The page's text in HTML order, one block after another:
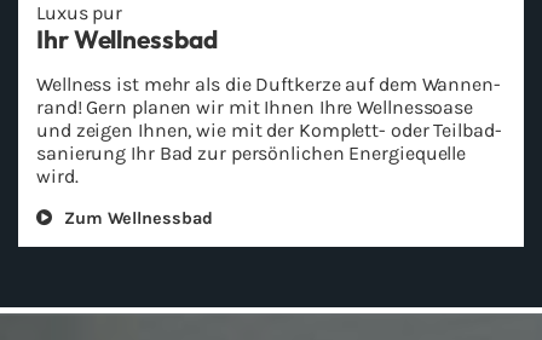
Luxus pur
Ihr Well­ness­bad
Well­ness ist mehr als die Duft­ker­ze auf dem Wan­nen­
rand! Gern pla­nen wir mit Ihnen Ihre Well­ness­oa­se
und zei­gen Ihnen, wie mit der Komplett-​ oder Teil­bad­
sa­nie­rung Ihr Bad zur per­sön­li­chen En­er­gie­quel­le
wird.
Zum Well­ness­bad